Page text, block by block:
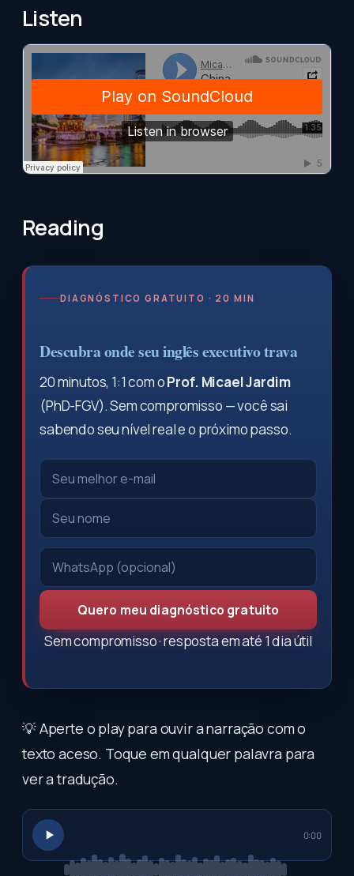
Listen
Reading
DIAGNÓSTICO GRATUITO · 20 MIN
Descubra onde seu inglês executivo trava
20 minutos, 1:1 com oProf. Micael Jardim
(PhD-FGV). Sem compromisso — você sai
sabendo seu nível real e o próximo passo.
Quero meu diagnóstico gratuito
Sem compromisso · resposta em até 1 dia útil
💡 Aperte o play para ouvir a narração com o
texto aceso. Toque em qualquer palavra para
ver a tradução.
0:00